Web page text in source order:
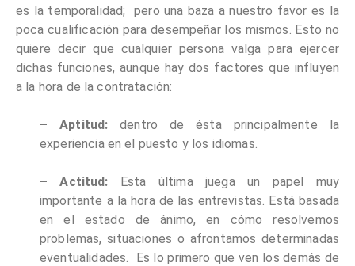
es la temporalidad; pero una baza a nuestro favor es la
poca cualificación para desempeñar los mismos. Esto no
quiere decir que cualquier persona valga para ejercer
dichas funciones, aunque hay dos factores que influyen
a la hora de la contratación:
– Aptitud: dentro de ésta principalmente la
experiencia en el puesto y los idiomas.
– Actitud: Esta última juega un papel muy
importante a la hora de las entrevistas. Está basada
en el estado de ánimo, en cómo resolvemos
problemas, situaciones o afrontamos determinadas
eventualidades. Es lo primero que ven los demás de